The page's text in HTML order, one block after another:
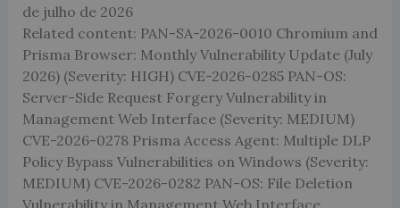
de julho de 2026
Related content: PAN-SA-2026-0010 Chromium and
Prisma Browser: Monthly Vulnerability Update (July
2026) (Severity: HIGH) CVE-2026-0285 PAN-OS:
Server-Side Request Forgery Vulnerability in
Management Web Interface (Severity: MEDIUM)
CVE-2026-0278 Prisma Access Agent: Multiple DLP
Policy Bypass Vulnerabilities on Windows (Severity:
MEDIUM) CVE-2026-0282 PAN-OS: File Deletion
Vulnerability in Management Web Interface